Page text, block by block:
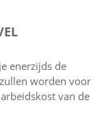
enerzijds de
worden voor
van de